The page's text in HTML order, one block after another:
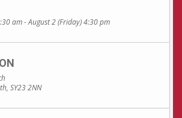
am - August 2 (Friday) 4:30 pm
SY23 2NN